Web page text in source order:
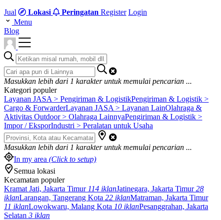
Jual
Lokasi Peringatan Register Login
Menu
Blog
Masukkan lebih dari 1 karakter untuk memulai pencarian ...
Kategori populer
Layanan JASA > Pengiriman & LogistikPengiriman & Logistik >
Cargo & ForwarderLayanan JASA > Layanan LainOlahraga &
Aktivitas Outdoor > Olahraga LainnyaPengiriman & Logistik >
Impor / EksporIndustri > Peralatan untuk Usaha
Masukkan lebih dari 1 karakter untuk memulai pencarian ...
In my area (Click to setup)
Semua lokasi
Kecamatan populer
Kramat Jati, Jakarta Timur 114 iklanJatinegara, Jakarta Timur28
iklanLarangan, Tangerang Kota 22 iklanMatraman, Jakarta Timur
11 iklanLowokwaru, Malang Kota 10 iklanPesanggrahan, Jakarta
Selatan 3 iklan